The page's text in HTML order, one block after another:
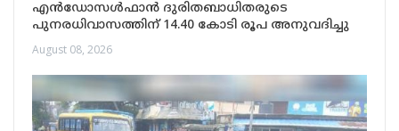
എന്‍ഡോസള്‍ഫാന്‍ ദുരിതബാധിതരുടെ
പുനരധിവാസത്തിന് 14.40 കോടി രൂപ അനുവദിച്ചു
August 08, 2026